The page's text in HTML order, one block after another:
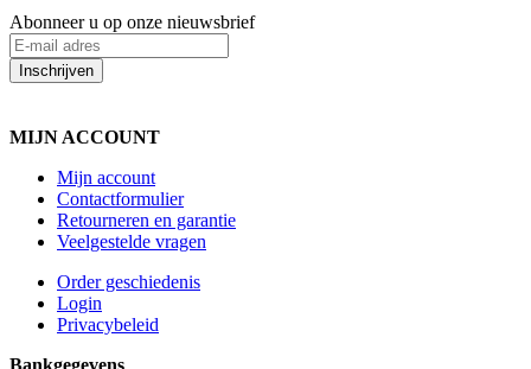
Abonneer u op onze nieuwsbrief
Inschrijven
MIJN ACCOUNT
Mijn account
Contactformulier
Retourneren en garantie
Veelgestelde vragen
Order geschiedenis
Login
Privacybeleid